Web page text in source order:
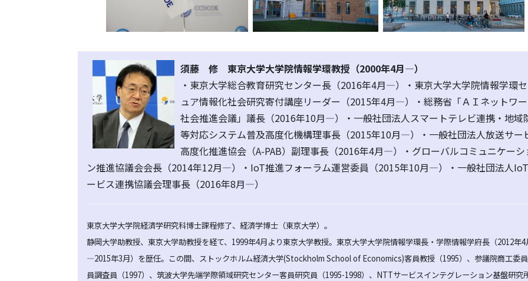
須藤 修 東京大学大学院情報学環教授（2000年4月―）
・東京大学総合教育研究センター長（2016年4月―）・東京大学大学院情報学環
ュア情報化社会研究寄付講座リーダー（2015年4月―）・総務省「ＡＩネットワ
社会推進会議」議長（2016年10月―）・一般社団法人スマートテレビ連携・地域
等対応システム普及高度化機構理事長（2015年10月―）・一般社団法人放送サー
高度化推進協会（A-PAB）副理事長（2016年4月―）・グローバルコミュニケーシ
ン推進協議会会長（2014年12月―）・IoT推進フォーラム運営委員（2015年10月―）・一般社団法人
ービス連携協議会理事長（2016年8月―）
東京大学大学院経済学研究科博士課程修了、経済学博士（東京大学）。
静岡大学助教授、東京大学助教授を経て、1999年4月より東京大学教授。東京大学大学院情報学環長・学際情報学府長（2012年4
―2015年3月）を歴任。この間、ストックホルム経済大学(Stockholm School of Economics)客員教授（1995）、参議院商工委
員調査員（1997）、筑波大学先端学際領域研究センター客員研究員（1995-1998）、NTTサービスインテグレーション基盤研究